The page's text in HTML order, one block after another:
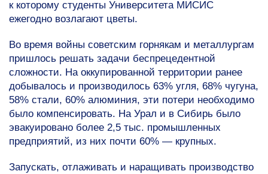
к которому студенты Университета МИСИС
ежегодно возлагают цветы.
Во время войны советским горнякам и металлургам
пришлось решать задачи беспрецедентной
сложности. На оккупированной территории ранее
добывалось и производилось 63% угля, 68% чугуна,
58% стали, 60% алюминия, эти потери необходимо
было компенсировать. На Урал и в Сибирь было
эвакуировано более 2,5 тыс. промышленных
предприятий, из них почти 60% — крупных.
Запускать, отлаживать и наращивать производство